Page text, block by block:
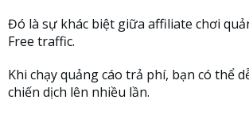
Đó là sự khác biệt giữa affiliate chơi
Free traffic.
Khi chạy quảng cáo trả phí, bạn có thể
chiến dịch lên nhiều lần.